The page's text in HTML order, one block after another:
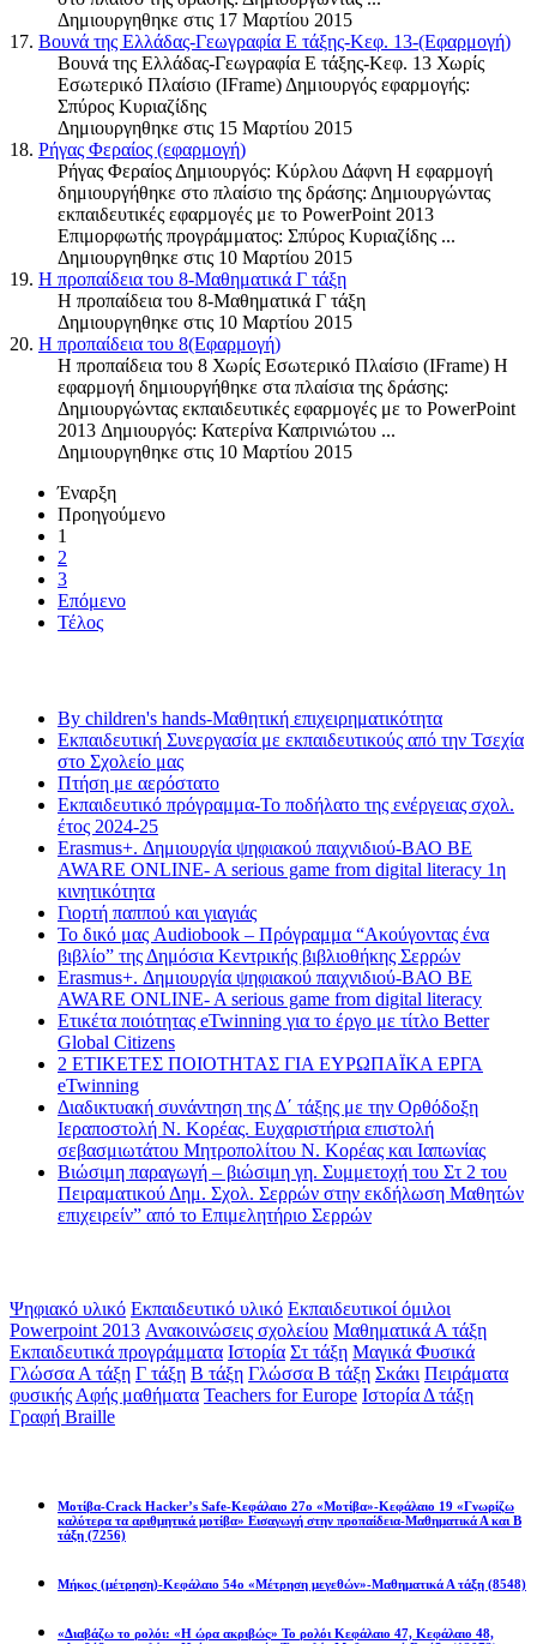
Δημιουργηθηκε στις 17 Μαρτίου 2015
17. Βουνά της Ελλάδας-Γεωγραφία Ε τάξης-Κεφ. 13-(Εφαρμογή)
Βουνά της Ελλάδας-Γεωγραφία Ε τάξης-Κεφ. 13 Χωρίς
Εσωτερικό Πλαίσιο (IFrame) Δημιουργός εφαρμογής:
Σπύρος Κυριαζίδης
Δημιουργηθηκε στις 15 Μαρτίου 2015
18. Ρήγας Φεραίος (εφαρμογή)
Ρήγας Φεραίος Δημιουργός: Κύρλου Δάφνη Η εφαρμογή
δημιουργήθηκε στο πλαίσιο της δράσης: Δημιουργώντας
εκπαιδευτικές εφαρμογές με το PowerPoint 2013
Επιμορφωτής προγράμματος: Σπύρος Κυριαζίδης ...
Δημιουργηθηκε στις 10 Μαρτίου 2015
19. Η προπαίδεια του 8-Μαθηματικά Γ τάξη
Η προπαίδεια του 8-Μαθηματικά Γ τάξη
Δημιουργηθηκε στις 10 Μαρτίου 2015
20. Η προπαίδεια του 8(Εφαρμογή)
Η προπαίδεια του 8 Χωρίς Εσωτερικό Πλαίσιο (IFrame) Η
εφαρμογή δημιουργήθηκε στα πλαίσια της δράσης:
Δημιουργώντας εκπαιδευτικές εφαρμογές με το PowerPoint
2013 Δημιουργός: Κατερίνα Καπρινιώτου ...
Δημιουργηθηκε στις 10 Μαρτίου 2015
Έναρξη
Προηγούμενο
1
2
3
Επόμενο
Τέλος
By children's hands-Μαθητική επιχειρηματικότητα
Εκπαιδευτική Συνεργασία με εκπαιδευτικούς από την Τσεχία
στο Σχολείο μας
Πτήση με αερόστατο
Εκπαιδευτικό πρόγραμμα-Το ποδήλατο της ενέργειας σχολ.
έτος 2024-25
Erasmus+. Δημιουργία ψηφιακού παιχνιδιού-ΒΑΟ BE
AWARE ONLINE- A serious game from digital literacy 1η
κινητικότητα
Γιορτή παππού και γιαγιάς
Το δικό μας Audiobook – Πρόγραμμα “Ακούγοντας ένα
βιβλίο” της Δημόσια Κεντρικής βιβλιοθήκης Σερρών
Erasmus+. Δημιουργία ψηφιακού παιχνιδιού-ΒΑΟ BE
AWARE ONLINE- A serious game from digital literacy
Ετικέτα ποιότητας eTwinning για το έργο με τίτλο Better
Global Citizens
2 ΕΤΙΚΕΤΕΣ ΠΟΙΟΤΗΤΑΣ ΓΙΑ ΕΥΡΩΠΑΪΚΑ ΕΡΓΑ
eTwinning
Διαδικτυακή συνάντηση της Δ΄ τάξης με την Ορθόδοξη
Ιεραποστολή Ν. Κορέας. Ευχαριστήρια επιστολή
σεβασμιωτάτου Μητροπολίτου Ν. Κορέας και Ιαπωνίας
Βιώσιμη παραγωγή – βιώσιμη γη. Συμμετοχή του Στ 2 του
Πειραματικού Δημ. Σχολ. Σερρών στην εκδήλωση Μαθητών
επιχειρείν” από το Επιμελητήριο Σερρών
Ψηφιακό υλικό Εκπαιδευτικό υλικό Εκπαιδευτικοί όμιλοι
Powerpoint 2013 Ανακοινώσεις σχολείου Μαθηματικά Α τάξη
Εκπαιδευτικά προγράμματα Ιστορία Στ τάξη Μαγικά Φυσικά
Γλώσσα Α τάξη Γ τάξη Β τάξη Γλώσσα Β τάξη Σκάκι Πειράματα
φυσικής Αφής μαθήματα Teachers for Europe Ιστορία Δ τάξη
Γραφή Braille
Μοτίβα-Crack Hacker’s Safe-Κεφάλαιο 27ο «Μοτίβα»-Κεφάλαιο 19 «Γνωρίζω
καλύτερα τα αριθμητικά μοτίβα» Εισαγωγή στην προπαίδεια-Μαθηματικά Α και Β
τάξη (7256)
Μήκος (μέτρηση)-Κεφάλαιο 54ο «Μέτρηση μεγεθών»-Μαθηματικά Α τάξη (8548)
«Διαβάζω το ρολόι: «Η ώρα ακριβώς» Το ρολόι Κεφάλαιο 47, Κεφάλαιο 48,